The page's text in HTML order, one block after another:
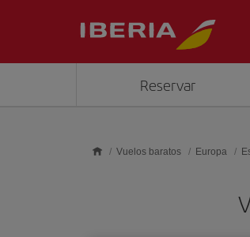
Reservar
Vuelos baratos Europa